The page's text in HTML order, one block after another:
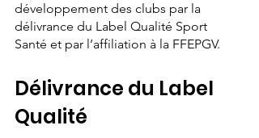
développement des clubs par la
délivrance du Label Qualité Sport
Santé et par l’affiliation à la FFEPGV.
Délivrance du Label
Qualité